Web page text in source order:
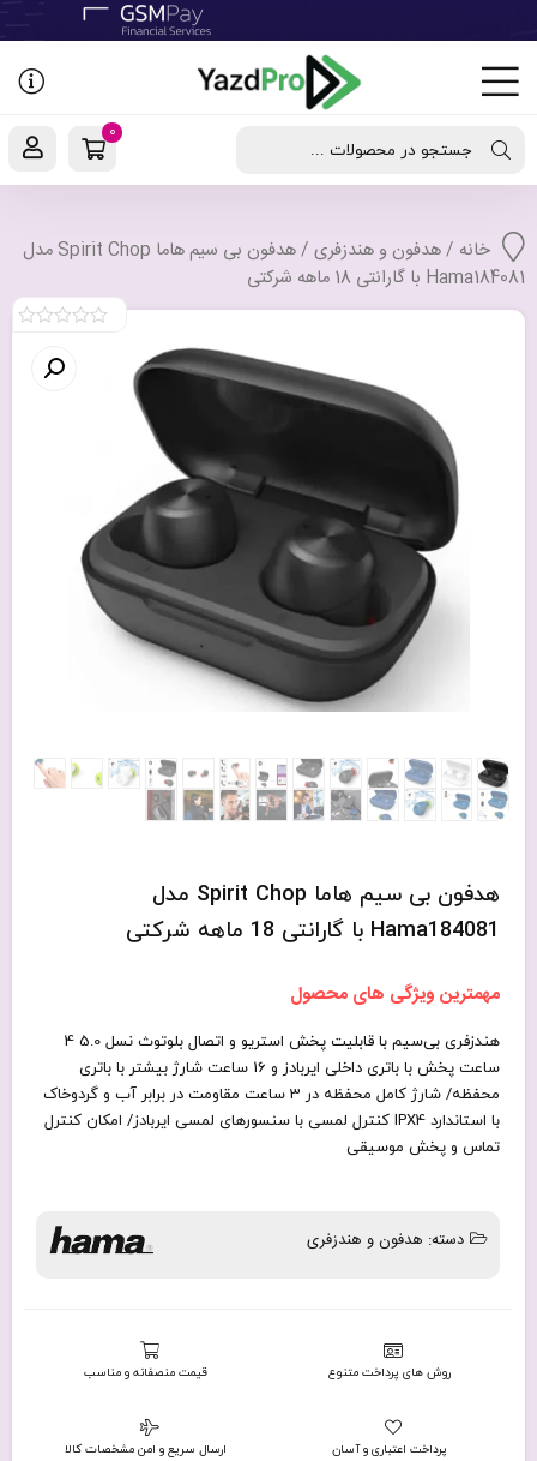
جستجو در محصولات ...
0
خانه /هدفون و هندزفری
/ هدفون بی سیم هاما Spirit Chop مدل
Hama184081 با گارانتی 18 ماهه شرکتی
هدفون بی سیم هاما Spirit Chop مدل
Hama184081 با گارانتی 18 ماهه شرکتی
مهمترین ویژگی های محصول
هندزفری بی‌سیم با قابلیت پخش استریو و اتصال بلوتوث نسل 5.0 4
ساعت پخش با باتری داخلی ایربادز و 16 ساعت شارژ بیشتر با باتری
محفظه/ شارژ کامل محفظه در 3 ساعت مقاومت در برابر آب و گردوخاک
با استاندارد IPX4 کنترل لمسی با سنسورهای لمسی ایربادز/ امکان کنترل
تماس و پخش موسیقی
دسته: هدفون و هندزفری
روش های پرداخت متنوع قیمت منصفانه و مناسب
پرداخت اعتباری و آسان ارسال سریع و امن مشخصات کالا